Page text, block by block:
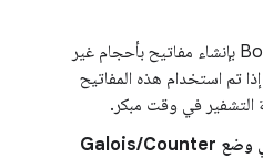
تسمح مكتبة BouncyCastle بإنشاء مفاتيح بأحجام غير
تم استخدام هذه المفاتيح
التشفير في وقت مبكر.
تتم تهيئة رموز التشفير في وضع Galois/Counter